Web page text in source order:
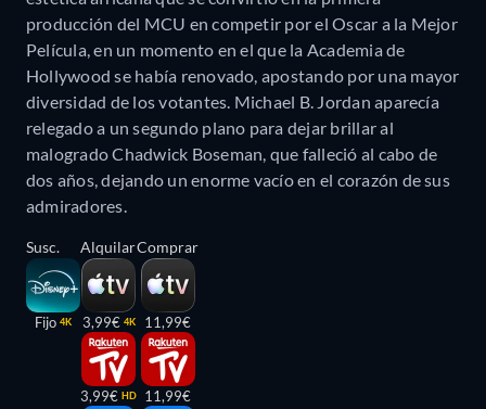
producción del MCU en competir por el Oscar a la Mejor
Película, en un momento en el que la Academia de
Hollywood se había renovado, apostando por una mayor
diversidad de los votantes. Michael B. Jordan aparecía
relegado a un segundo plano para dejar brillar al
malogrado Chadwick Boseman, que falleció al cabo de
dos años, dejando un enorme vacío en el corazón de sus
admiradores.
Susc.
Fijo 4K
Alquilar
3,99€ 4K
3,99€ HD
Comprar
11,99€
11,99€